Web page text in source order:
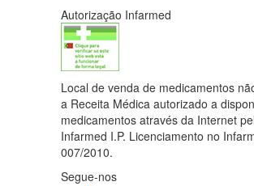
Autorização Infarmed
Local de venda de medicamentos
a Receita Médica autorizado a
medicamentos através da Internet
Infarmed I.P. Licenciamento no
007/2010.
Segue-nos